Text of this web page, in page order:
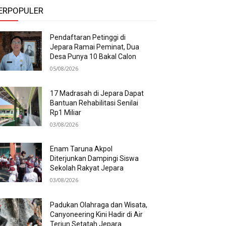
Pendaftaran Petinggi di
Jepara Ramai Peminat, Dua
Desa Punya 10 Bakal Calon
05/08/2026
17 Madrasah di Jepara Dapat
Bantuan Rehabilitasi Senilai
Rp1 Miliar
03/08/2026
Enam Taruna Akpol
Diterjunkan Dampingi Siswa
Sekolah Rakyat Jepara
03/08/2026
Padukan Olahraga dan Wisata,
Canyoneering Kini Hadir di Air
Terjun Setatah Jepara